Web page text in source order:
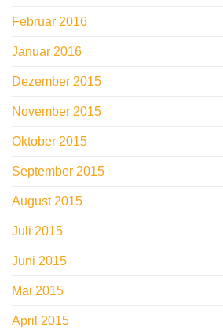
Februar 2016
Januar 2016
Dezember 2015
November 2015
Oktober 2015
September 2015
August 2015
Juli 2015
Juni 2015
Mai 2015
April 2015